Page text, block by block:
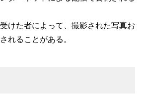
けた者によって、撮影された写真お
れることがある。